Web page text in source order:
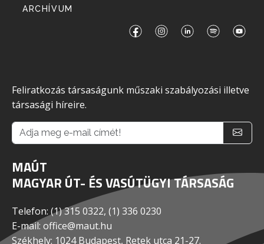
ARCHÍVUM
Feliratkozás társaságunk műszaki szabályozási illetve
társasági híreire.
MAÚT
MAGYAR ÚT- ÉS VASÚTÜGYI TÁRSASÁG
Telefon: (1) 315 0322, (1) 336 0230
E-mail: office@maut.hu
Székhely: 1024 Budapest, Retek utca 21-27.